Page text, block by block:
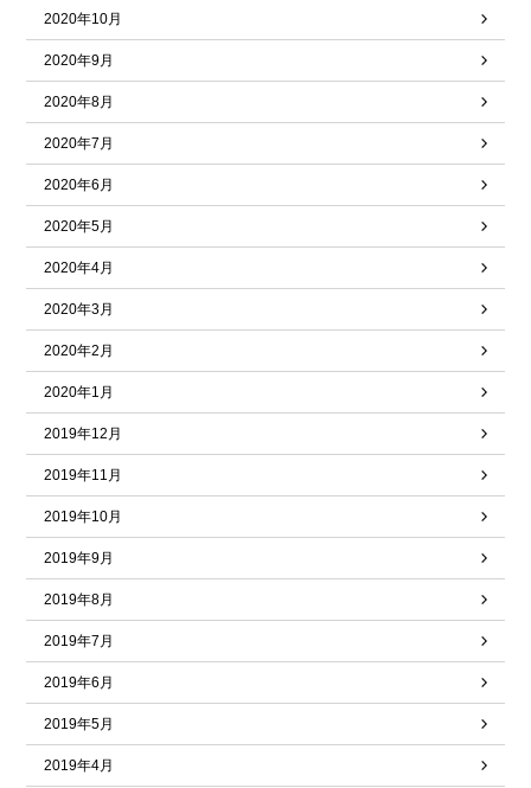
2020年10月
2020年9月
2020年8月
2020年7月
2020年6月
2020年5月
2020年4月
2020年3月
2020年2月
2020年1月
2019年12月
2019年11月
2019年10月
2019年9月
2019年8月
2019年7月
2019年6月
2019年5月
2019年4月